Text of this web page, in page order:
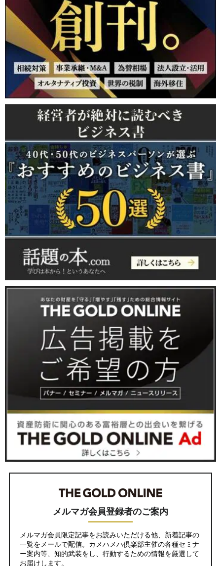
メルマガ会員登録者のご案内
メルマガ会員限定記事をお読みいただける他、新着記事の
一覧をメールで配信。カメハメハ倶楽部主催の各種セミナ
ー案内等、知的武装をし、行動するための情報を厳選して
お届けします。